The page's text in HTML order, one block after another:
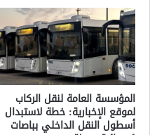
المؤسسة العامة لنقل الركاب
لموقع الإخبارية: خطة لاستبدال
أسطول النقل الداخلي بباصات